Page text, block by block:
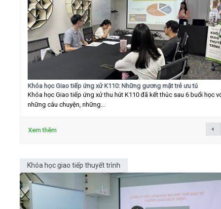
Khóa học Giao tiếp ứng xử K110: Những gương mặt trẻ ưu tú
Khóa học Giao tiếp ứng xử thu hút K110 đã kết thúc sau 6 buổi học
những câu chuyện, những...
Xem thêm
Khóa học giao tiếp thuyết trình